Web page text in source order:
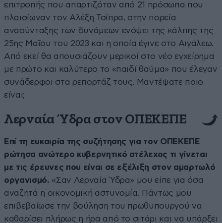
επιτροπής που απαρτιζόταν από 21 πρόσωπα που
πλαισίωναν τον Αλέξη Τσίπρα, στην πορεία
ανασύνταξης των δυνάμεων ενόψει της κάλπης της
25ης Μαΐου του 2023 και η οποία έγινε στο Αιγάλεω.
Από εκεί θα απουσιάζουν μερικοί στο νέο εγχείρημα
με πρώτο και καλύτερο το «παιδί θαύμα» που έλεγαν
συνάδερφοι στα ρεπορτάζ τους. Μαντέψατε ποιο
είναι;
Λερναία Ύδρα στον ΟΠΕΚΕΠΕ
Επί τη ευκαιρία της συζήτησης για τον ΟΠΕΚΕΠΕ
ρώτησα ανώτερο κυβερνητικό στέλεχος τι γίνεται
με τις έρευνες που είναι σε εξέλιξη στον αμαρτωλό
οργανισμό. «Σαν Λερναία Ύδρα» μου είπε για όσα
αναζητά η οικονομική αστυνομία. Πάντως μου
επιβεβαίωσε την βούληση του πρωθυπουργού να
καθαρίσει πλήρως η ήρα από το σιτάρι και να υπάρξει